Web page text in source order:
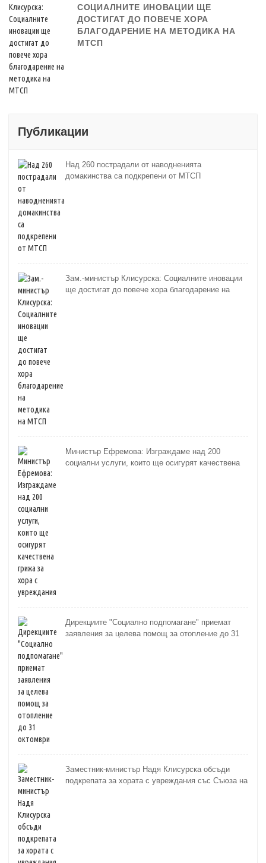
СОЦИАЛНИТЕ ИНОВАЦИИ ЩЕ
ДОСТИГАТ ДО ПОВЕЧЕ ХОРА
БЛАГОДАРЕНИЕ НА МЕТОДИКА НА
МТСП
Публикации
Над 260 пострадали от наводненията
домакинства са подкрепени от МТСП
Зам.-министър Клисурска: Социалните иновации
ще достигат до повече хора благодарение на
Министър Ефремова: Изграждаме над 200
социални услуги, които ще осигурят качествена
Дирекциите "Социално подпомагане" приемат
заявления за целева помощ за отопление до 31
Заместник-министър Надя Клисурска обсъди
подкрепата за хората с увреждания със Съюза на